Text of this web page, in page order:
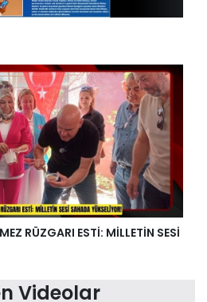
RÜZGARI ESTİ: MİLLETİN SESİ
Videolar